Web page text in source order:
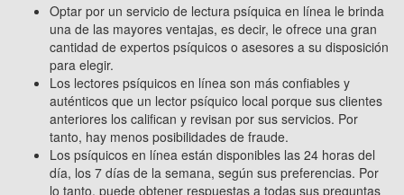
Optar por un servicio de lectura psíquica en línea le brinda
una de las mayores ventajas, es decir, le ofrece una gran
cantidad de expertos psíquicos o asesores a su disposición
para elegir.
Los lectores psíquicos en línea son más confiables y
auténticos que un lector psíquico local porque sus clientes
anteriores los califican y revisan por sus servicios. Por
tanto, hay menos posibilidades de fraude.
Los psíquicos en línea están disponibles las 24 horas del
día, los 7 días de la semana, según sus preferencias. Por
lo tanto, puede obtener respuestas a todas sus preguntas